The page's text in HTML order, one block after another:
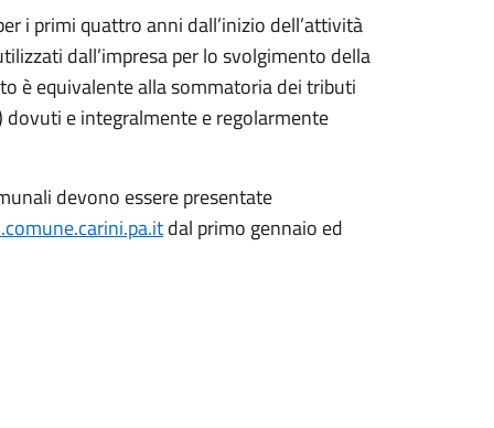
i primi quattro anni dall’inizio dell’attività
dall’impresa per lo svolgimento della
è equivalente alla sommatoria dei tributi
dovuti e integralmente e regolarmente
devono essere presentate
dal primo gennaio ed